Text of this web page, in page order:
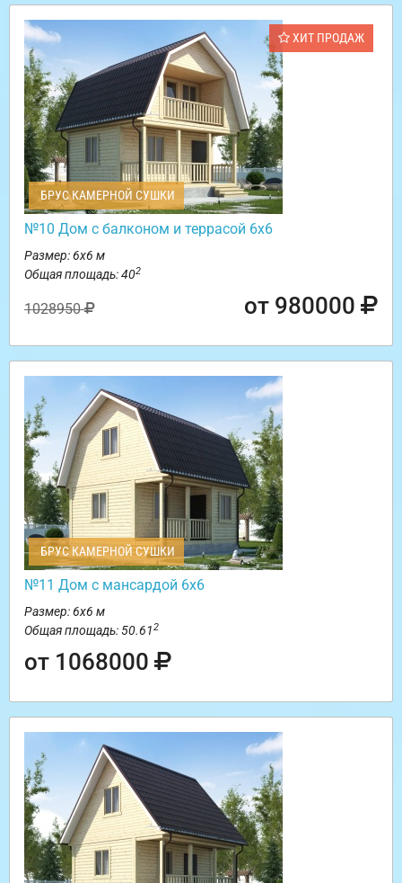
ХИТ ПРОДАЖ
БРУС КАМЕРНОЙ СУШКИ
№10 Дом с балконом и террасой 6х6
Размер: 6х6 м
Общая площадь: 402
1028950 от 980000
БРУС КАМЕРНОЙ СУШКИ
№11 Дом с мансардой 6х6
Размер: 6х6 м
Общая площадь: 50.612
от 1068000